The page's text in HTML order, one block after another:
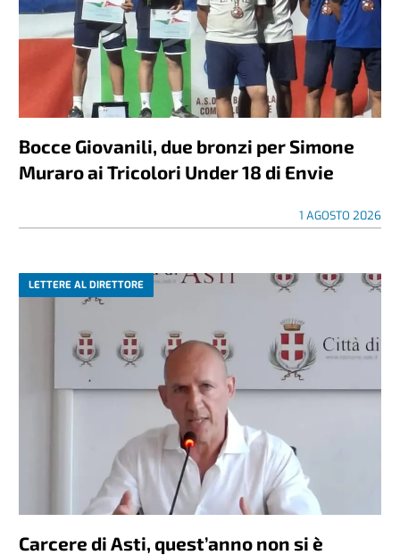
Bocce Giovanili, due bronzi per Simone
Muraro ai Tricolori Under 18 di Envie
1 AGOSTO 2026
LETTERE AL DIRETTORE
Carcere di Asti, quest’anno non si è